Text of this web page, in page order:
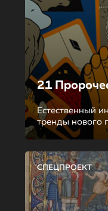
21
Естественный
тренды нового
СПЕЦПРОЕКТ